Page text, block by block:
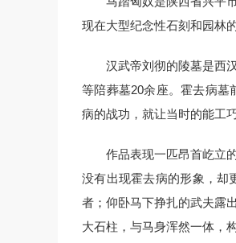
现在大型纪念性石刻和园林
汉武帝刘彻的陵墓是西
等陪葬墓20余座。霍去病墓
病的战功，就让当时的能工
作品表现一匹昂首屹立
没有出现霍去病的形象，却
者；仰卧马下挣扎的武夫露
大石柱，与马身浑然一体，